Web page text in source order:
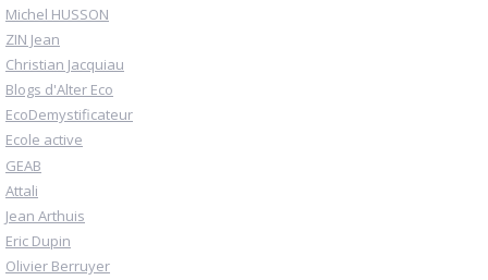
Michel HUSSON
ZIN Jean
Christian Jacquiau
Blogs d'Alter Eco
EcoDemystificateur
Ecole active
GEAB
Attali
Jean Arthuis
Eric Dupin
Olivier Berruyer